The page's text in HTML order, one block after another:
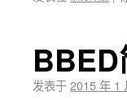
发表于2015 年 1